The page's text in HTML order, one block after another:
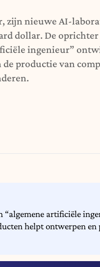
zijn nieuwe AI-
dollar. De
ingenieur”
productie van
“algemene artificiële
helpt ontwerpen en